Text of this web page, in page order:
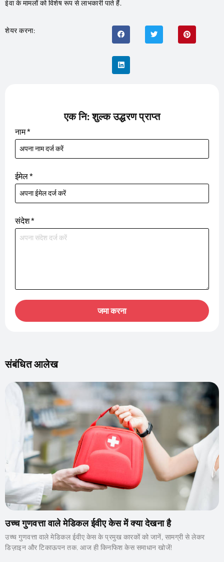
ईवा के मामलों को विशेष रूप से लाभकारी पाते हैं.
शेयर करना:
एक नि: शुल्क उद्धरण प्राप्त
नाम*
ईमेल*
संदेश*
जमा करना
संबंधित आलेख
उच्च गुणवत्ता वाले मेडिकल ईवीए केस में क्या देखना है
उच्च गुणवत्ता वाले मेडिकल ईवीए केस के प्रमुख कारकों को जानें, सामग्री से लेकर
डिज़ाइन और टिकाऊपन तक. आज ही किनफिश केस समाधान खोजें!